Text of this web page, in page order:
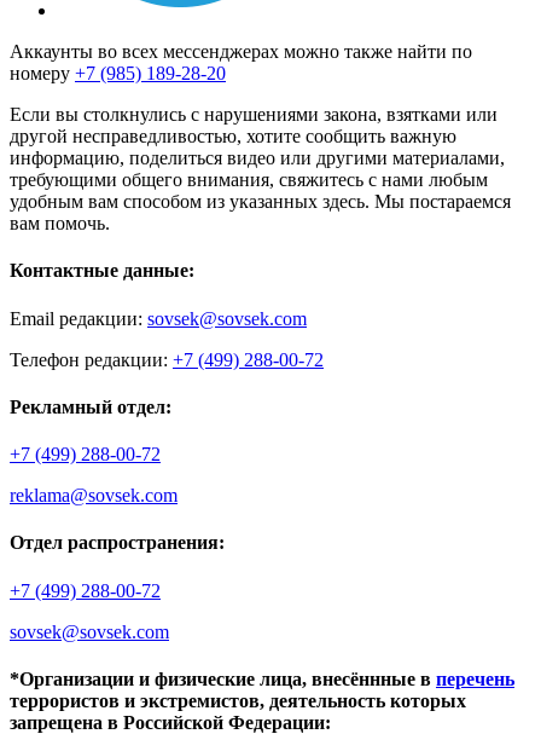
Аккаунты во всех мессенджерах можно также найти по
номеру +7 (985) 189-28-20
Если вы столкнулись с нарушениями закона, взятками или
другой несправедливостью, хотите сообщить важную
информацию, поделиться видео или другими материалами,
требующими общего внимания, свяжитесь с нами любым
удобным вам способом из указанных здесь. Мы постараемся
вам помочь.
Контактные данные:
Email редакции: sovsek@sovsek.com
Телефон редакции: +7 (499) 288-00-72
Рекламный отдел:
+7 (499) 288-00-72
reklama@sovsek.com
Отдел распространения:
+7 (499) 288-00-72
sovsek@sovsek.com
*Организации и физические лица, внесённные в перечень
террористов и экстремистов, деятельность которых
запрещена в Российской Федерации: